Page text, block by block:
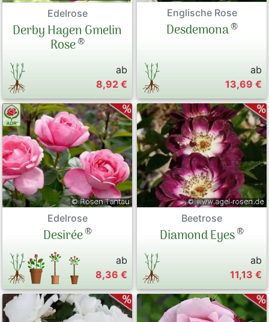
Edelrose
Derby Hagen Gmelin
Rose®
ab
8,92 €
Englische Rose
Desdemona®
ab
13,69 €
Edelrose
Desirée®
ab
8,36 €
Beetrose
Diamond Eyes®
ab
11,13 €